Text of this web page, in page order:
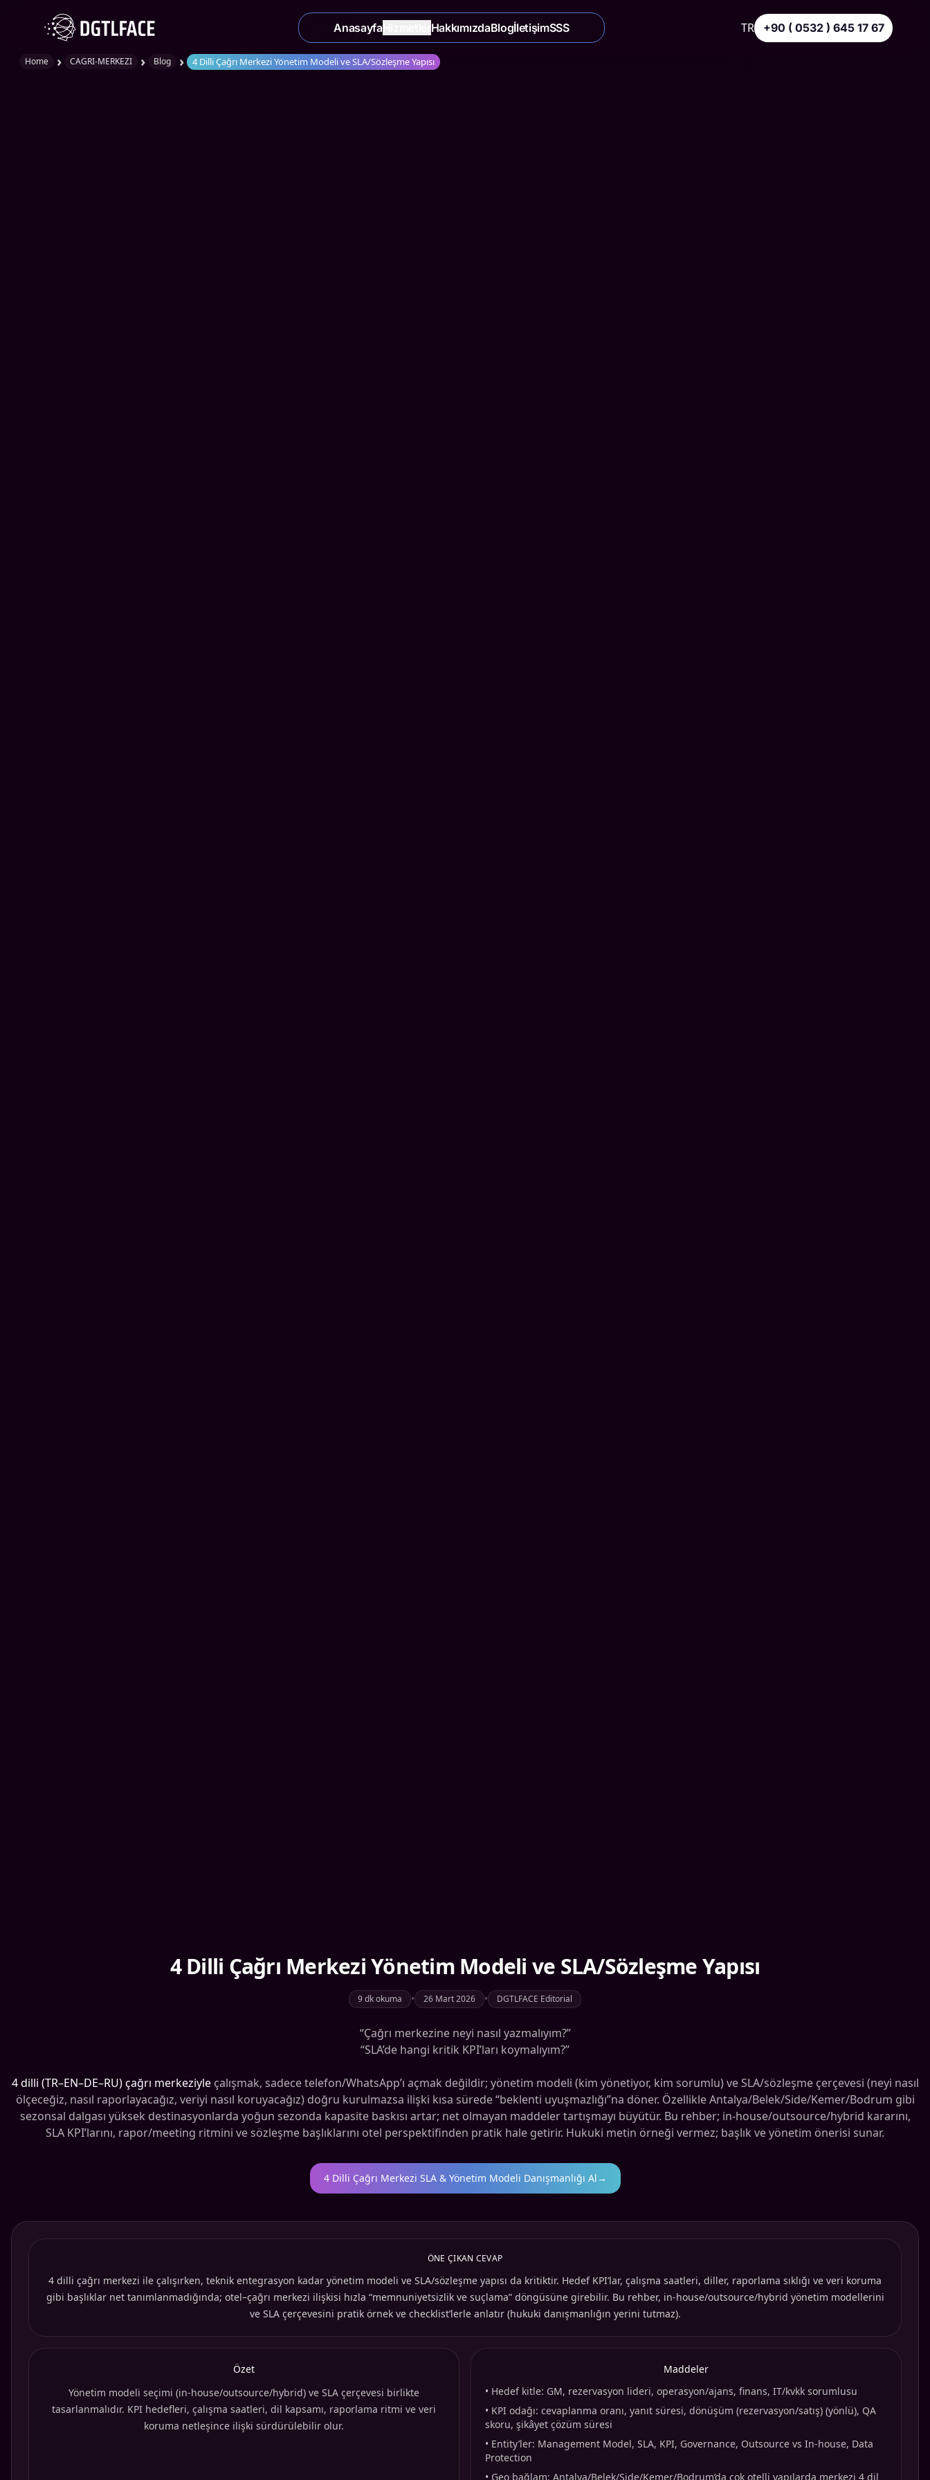
AnasayfaHizmetler HakkımızdaBlogİletişimSSS TR +90 ( 0532 ) 645 17 67
Home › CAGRI-MERKEZI › Blog › 4 Dilli Çağrı Merkezi Yönetim Modeli ve SLA/Sözleşme Yapısı
4 Dilli Çağrı Merkezi Yönetim Modeli ve SLA/Sözleşme Yapısı
9 dk okuma • 26 Mart 2026 • DGTLFACE Editorial
“Çağrı merkezine neyi nasıl yazmalıyım?”
“SLA’de hangi kritik KPI’ları koymalıyım?”
4 dilli (TR–EN–DE–RU) çağrı merkeziyleçalışmak, sadece telefon/WhatsApp’ı açmak değildir; yönetim modeli (kim yönetiyor, kim sorumlu) ve SLA/sözleşme çerçevesi (neyi nasıl
ölçeceğiz, nasıl raporlayacağız, veriyi nasıl koruyacağız) doğru kurulmazsa ilişki kısa sürede “beklenti uyuşmazlığı”na döner. Özellikle Antalya/Belek/Side/Kemer/Bodrum gibi
sezonsal dalgası yüksek destinasyonlarda yoğun sezonda kapasite baskısı artar; net olmayan maddeler tartışmayı büyütür. Bu rehber; in-house/outsource/hybrid kararını,
SLA KPI’larını, rapor/meeting ritmini ve sözleşme başlıklarını otel perspektifinden pratik hale getirir. Hukuki metin örneği vermez; başlık ve yönetim önerisi sunar.
4 Dilli Çağrı Merkezi SLA & Yönetim Modeli Danışmanlığı Al→
ÖNE ÇIKAN CEVAP
4 dilli çağrı merkezi ile çalışırken, teknik entegrasyon kadar yönetim modeli ve SLA/sözleşme yapısı da kritiktir. Hedef KPI’lar, çalışma saatleri, diller, raporlama sıklığı ve veri koruma
gibi başlıklar net tanımlanmadığında; otel–çağrı merkezi ilişkisi hızla “memnuniyetsizlik ve suçlama” döngüsüne girebilir. Bu rehber, in-house/outsource/hybrid yönetim modellerini
ve SLA çerçevesini pratik örnek ve checklist’lerle anlatır (hukuki danışmanlığın yerini tutmaz).
Özet
Yönetim modeli seçimi (in-house/outsource/hybrid) ve SLA çerçevesi birlikte
tasarlanmalıdır. KPI hedefleri, çalışma saatleri, dil kapsamı, raporlama ritmi ve veri
koruma netleşince ilişki sürdürülebilir olur.
Maddeler
• Hedef kitle: GM, rezervasyon lideri, operasyon/ajans, finans, IT/kvkk sorumlusu
• KPI odağı: cevaplanma oranı, yanıt süresi, dönüşüm (rezervasyon/satış) (yönlü), QA
skoru, şikâyet çözüm süresi
• Entity’ler: Management Model, SLA, KPI, Governance, Outsource vs In-house, Data
Protection
• Geo bağlam: Antalya/Belek/Side/Kemer/Bodrum’da çok otelli yapılarda merkezi 4 dil